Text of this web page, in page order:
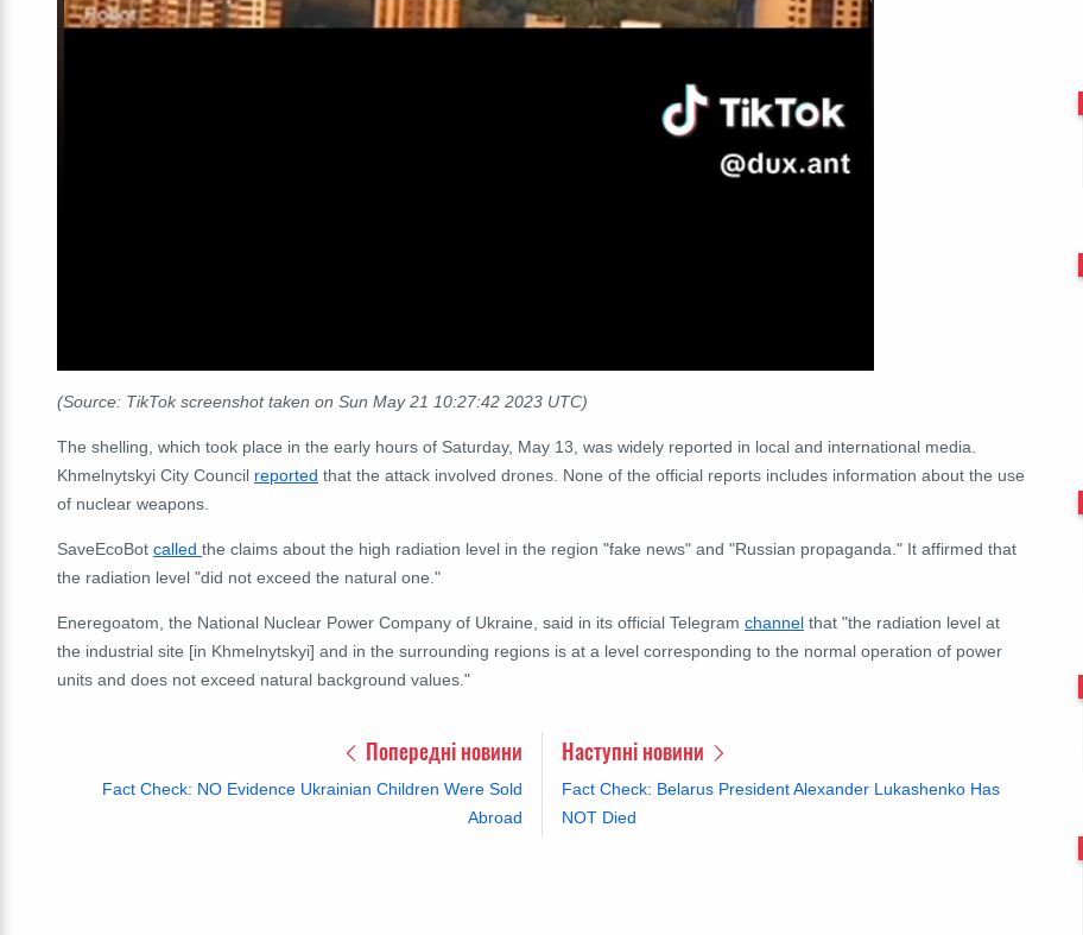
(Source: TikTok screenshot taken on Sun May 21 10:27:42 2023 UTC)
The shelling, which took place in the early hours of Saturday, May 13, was widely reported in local and international media.
Khmelnytskyi City Council reported that the attack involved drones. None of the official reports includes information about the use
of nuclear weapons.
SaveEcoBot called the claims about the high radiation level in the region "fake news" and "Russian propaganda." It affirmed that
the radiation level "did not exceed the natural one."
Eneregoatom, the National Nuclear Power Company of Ukraine, said in its official Telegram channel that "the radiation level at
the industrial site [in Khmelnytskyi] and in the surrounding regions is at a level corresponding to the normal operation of power
units and does not exceed natural background values."
Попередні новини
Fact Check: NO Evidence Ukrainian Children Were Sold
Abroad
Наступні новини
Fact Check: Belarus President Alexander Lukashenko Has
NOT Died